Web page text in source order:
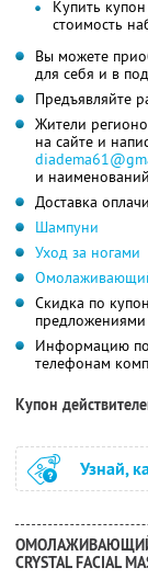
Купить
стоимость
Вы можете
для себя и в
Предъявляйте
Жители
на сайте и
и
Доставка
Шампуни
Уход за ногами
Скидка по
Информацию по
телефонам
Купон
Узнай,
ОМОЛАЖИВАЮЩИЙ
CRYSTAL FACIAL